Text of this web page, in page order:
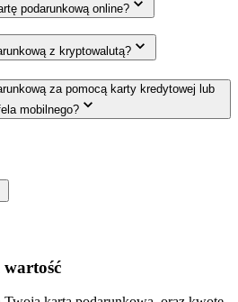
podarunkową online?
z kryptowalutą?
za pomocą karty kredytowej lub
mobilnego?